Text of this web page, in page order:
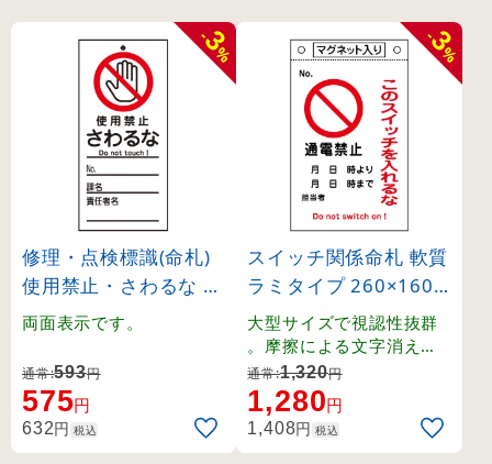
-
3
%
修理・点検標識(命札)
使用禁止・さわるな 札
-322 (85322)
両面表示です。
通常:593円
575円
632円 税込
-
3
%
スイッチ関係命札 軟質
ラミタイプ 260×160
mm 通電禁止 (85520)
大型サイズで視認性抜群
。摩擦による文字消えを
防ぐラミネート加工。日
付や担当者名を自由に書
き込めるスペース付き。
通常:1,320円
1,280円
1,408円 税込